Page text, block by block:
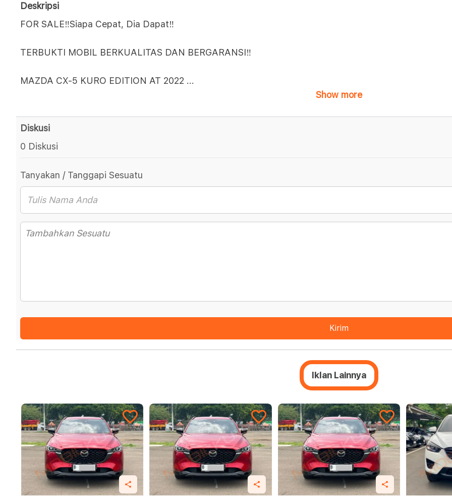
Deskripsi
FOR SALE‼️Siapa Cepat, Dia Dapat‼️
TERBUKTI MOBIL BERKUALITAS DAN BERGARANSI‼️
MAZDA CX-5 KURO EDITION AT 2022 ...
Show more
Diskusi
0 Diskusi
Tanyakan / Tanggapi Sesuatu
Kirim
Iklan Lainnya